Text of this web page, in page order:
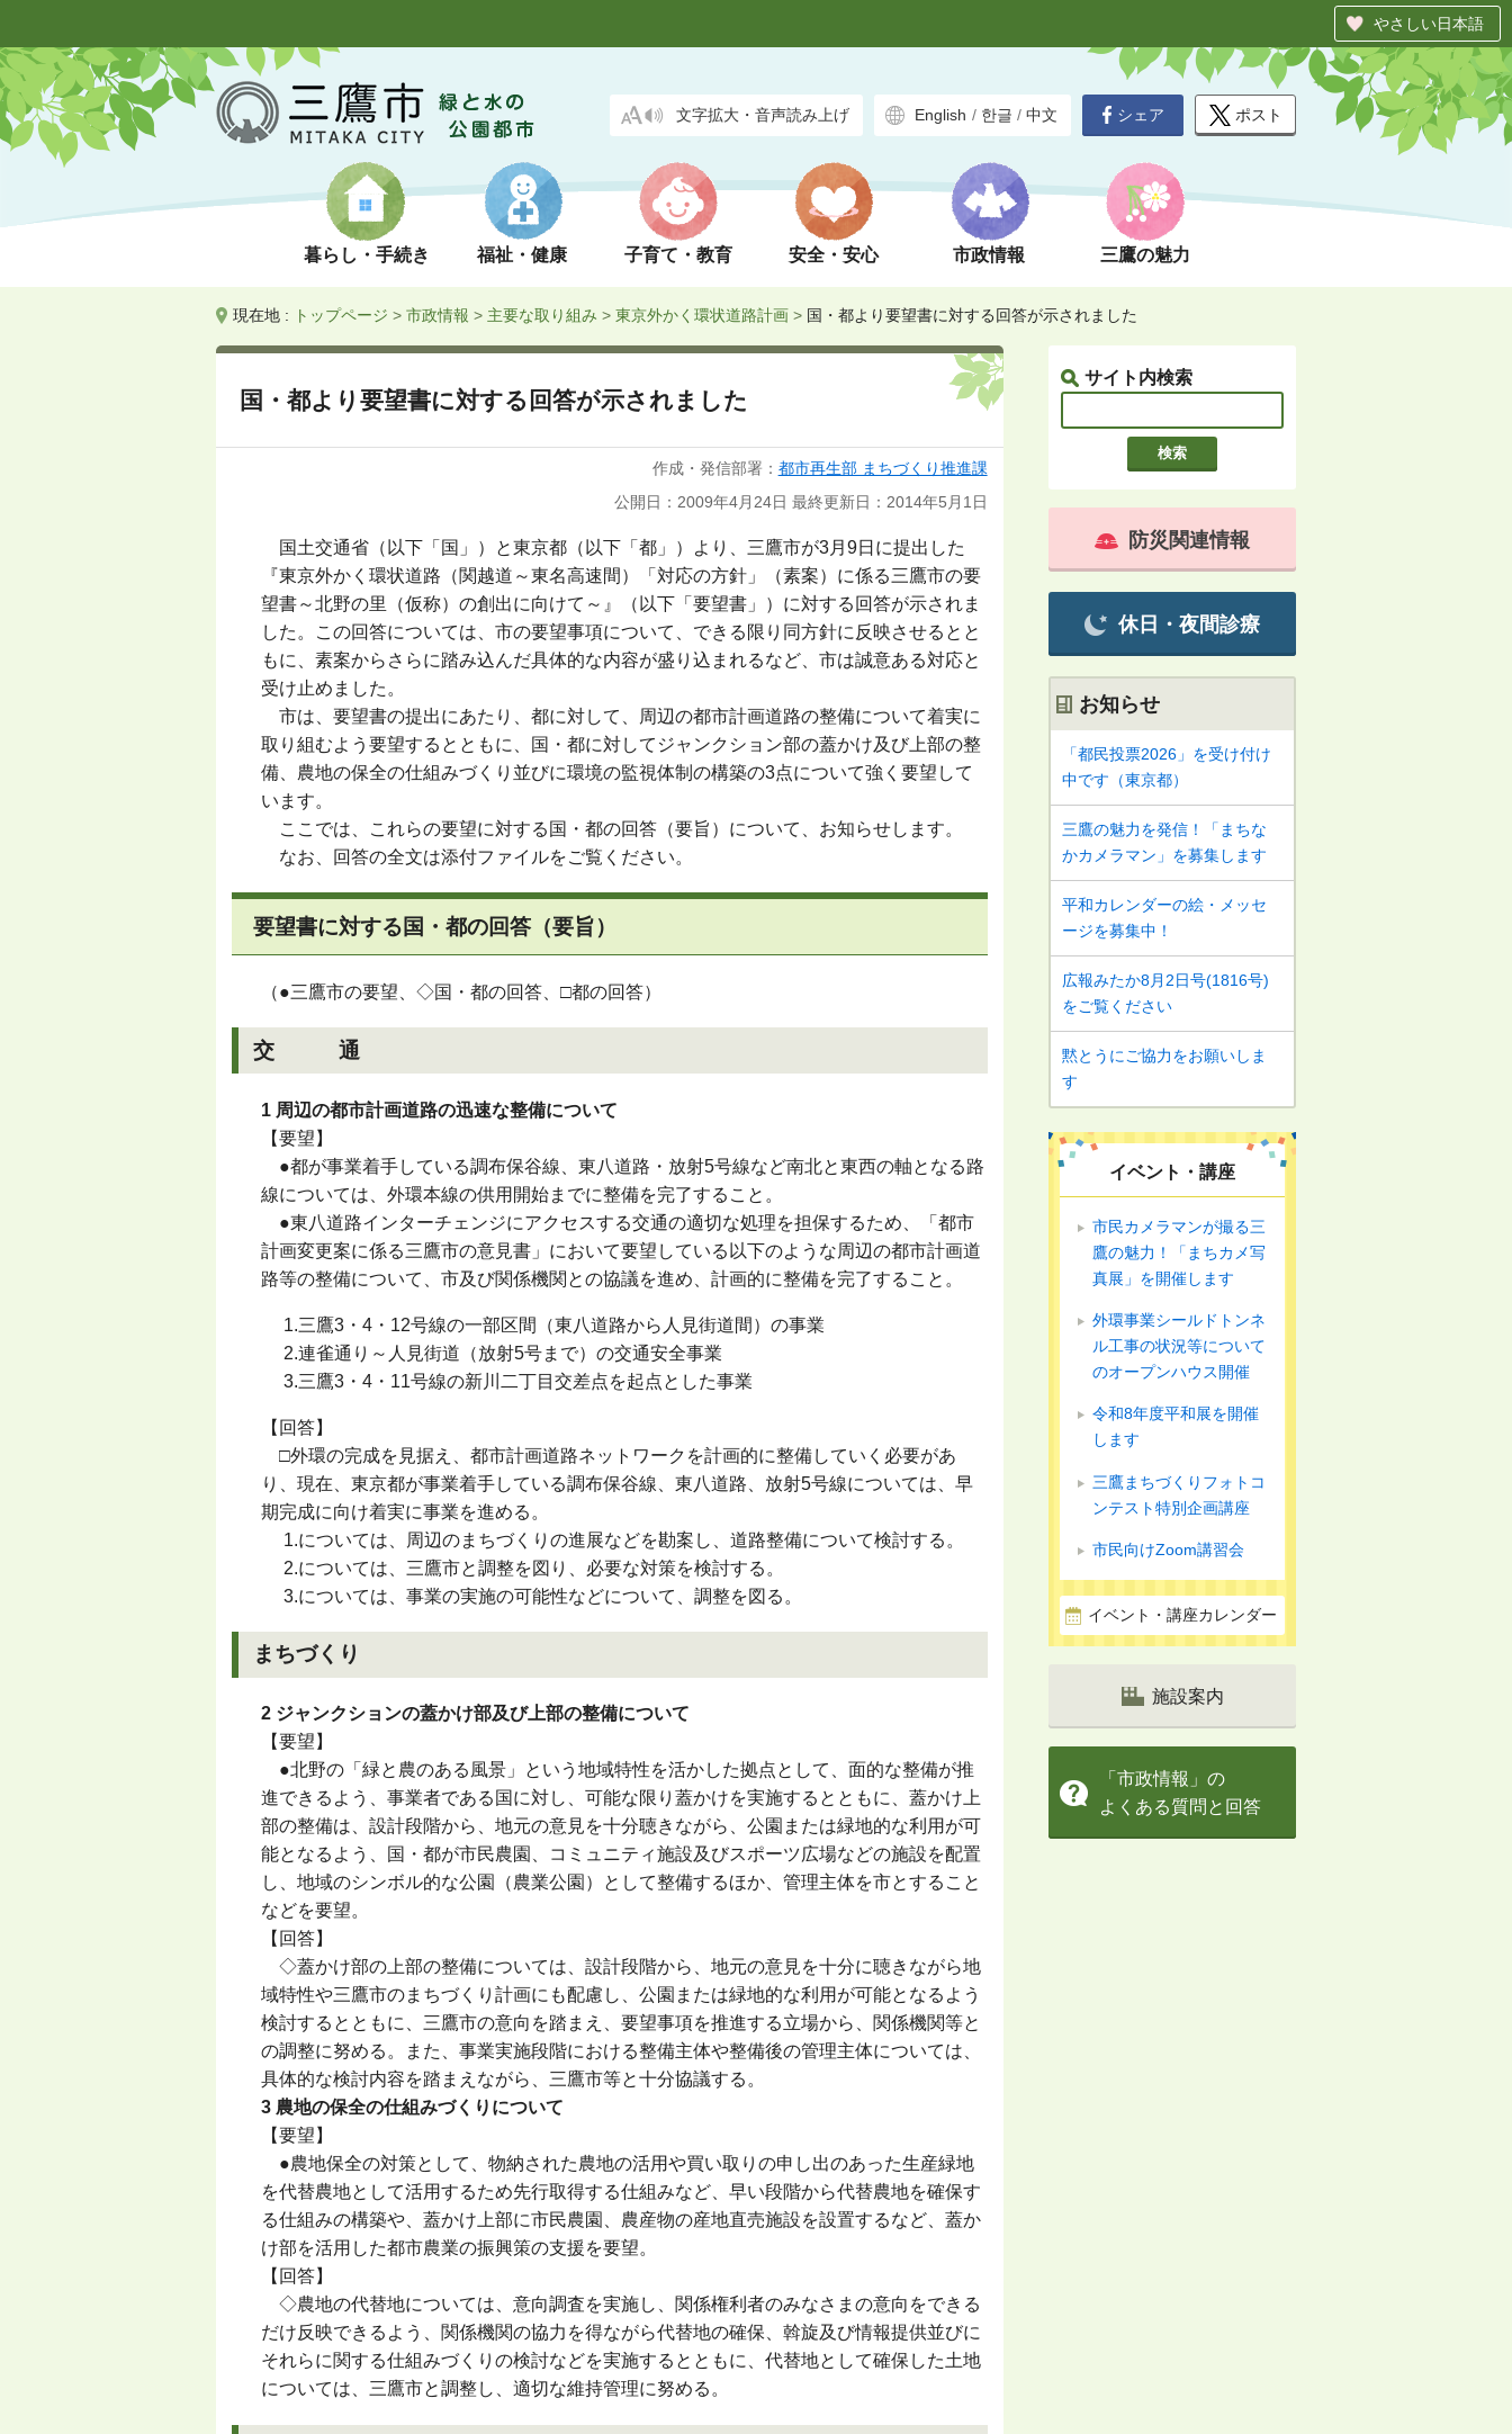
やさしい日本語
文字拡大・音声読み上げ English / 한글 / 中文
暮らし・手続き 福祉・健康 子育て・教育 安全・安心 市政情報 三鷹の魅力
シェア ポスト
現在地 : トップページ > 市政情報 > 主要な取り組み > 東京外かく環状道路計画 > 国・都より要望書に対する回答が示されました
サイト内検索
国・都より要望書に対する回答が示されました
作成・発信部署： 都市再生部 まちづくり推進課
公開日：2009年4月24日 最終更新日：2014年5月1日
国土交通省（以下「国」）と東京都（以下「都」）より、三鷹市が3月9日に提出した
『東京外かく環状道路（関越道～東名高速間）「対応の方針」（素案）に係る三鷹市の要
望書～北野の里（仮称）の創出に向けて～』（以下「要望書」）に対する回答が示されま
した。この回答については、市の要望事項について、できる限り同方針に反映させるとと
もに、素案からさらに踏み込んだ具体的な内容が盛り込まれるなど、市は誠意ある対応と
受け止めました。
市は、要望書の提出にあたり、都に対して、周辺の都市計画道路の整備について着実に
取り組むよう要望するとともに、国・都に対してジャンクション部の蓋かけ及び上部の整
備、農地の保全の仕組みづくり並びに環境の監視体制の構築の3点について強く要望して
います。
ここでは、これらの要望に対する国・都の回答（要旨）について、お知らせします。
なお、回答の全文は添付ファイルをご覧ください。
要望書に対する国・都の回答（要旨）
（●三鷹市の要望、◇国・都の回答、□都の回答）
交 通
1 周辺の都市計画道路の迅速な整備について
【要望】
●都が事業着手している調布保谷線、東八道路・放射5号線など南北と東西の軸となる路
線については、外環本線の供用開始までに整備を完了すること。
●東八道路インターチェンジにアクセスする交通の適切な処理を担保するため、「都市
計画変更案に係る三鷹市の意見書」において要望している以下のような周辺の都市計画道
路等の整備について、市及び関係機関との協議を進め、計画的に整備を完了すること。
1.三鷹3・4・12号線の一部区間（東八道路から人見街道間）の事業
2.連雀通り～人見街道（放射5号まで）の交通安全事業
3.三鷹3・4・11号線の新川二丁目交差点を起点とした事業
【回答】
□外環の完成を見据え、都市計画道路ネットワークを計画的に整備していく必要があ
り、現在、東京都が事業着手している調布保谷線、東八道路、放射5号線については、早
期完成に向け着実に事業を進める。
1.については、周辺のまちづくりの進展などを勘案し、道路整備について検討する。
2.については、三鷹市と調整を図り、必要な対策を検討する。
3.については、事業の実施の可能性などについて、調整を図る。
まちづくり
2 ジャンクションの蓋かけ部及び上部の整備について
【要望】
●北野の「緑と農のある風景」という地域特性を活かした拠点として、面的な整備が推
進できるよう、事業者である国に対し、可能な限り蓋かけを実施するとともに、蓋かけ上
部の整備は、設計段階から、地元の意見を十分聴きながら、公園または緑地的な利用が可
能となるよう、国・都が市民農園、コミュニティ施設及びスポーツ広場などの施設を配置
し、地域のシンボル的な公園（農業公園）として整備するほか、管理主体を市とすること
などを要望。
【回答】
◇蓋かけ部の上部の整備については、設計段階から、地元の意見を十分に聴きながら地
域特性や三鷹市のまちづくり計画にも配慮し、公園または緑地的な利用が可能となるよう
検討するとともに、三鷹市の意向を踏まえ、要望事項を推進する立場から、関係機関等と
の調整に努める。また、事業実施段階における整備主体や整備後の管理主体については、
具体的な検討内容を踏まえながら、三鷹市等と十分協議する。
3 農地の保全の仕組みづくりについて
【要望】
●農地保全の対策として、物納された農地の活用や買い取りの申し出のあった生産緑地
を代替農地として活用するため先行取得する仕組みなど、早い段階から代替農地を確保す
る仕組みの構築や、蓋かけ上部に市民農園、農産物の産地直売施設を設置するなど、蓋か
け部を活用した都市農業の振興策の支援を要望。
【回答】
◇農地の代替地については、意向調査を実施し、関係権利者のみなさまの意向をできる
だけ反映できるよう、関係機関の協力を得ながら代替地の確保、斡旋及び情報提供並びに
それらに関する仕組みづくりの検討などを実施するとともに、代替地として確保した土地
については、三鷹市と調整し、適切な維持管理に努める。
防災関連情報
休日・夜間診療
お知らせ
「都民投票2026」を受け付け
中です（東京都）
三鷹の魅力を発信！「まちな
かカメラマン」を募集します
平和カレンダーの絵・メッセ
ージを募集中！
広報みたか8月2日号(1816号)
をご覧ください
黙とうにご協力をお願いしま
す
イベント・講座
市民カメラマンが撮る三
鷹の魅力！「まちカメ写
真展」を開催します
外環事業シールドトンネ
ル工事の状況等について
のオープンハウス開催
令和8年度平和展を開催
します
三鷹まちづくりフォトコ
ンテスト特別企画講座
市民向けZoom講習会
イベント・講座カレンダー
施設案内
「市政情報」の
よくある質問と回答